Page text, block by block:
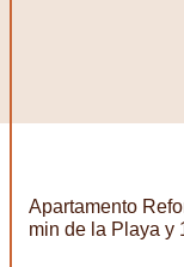
Apartamento
min de la Playa y